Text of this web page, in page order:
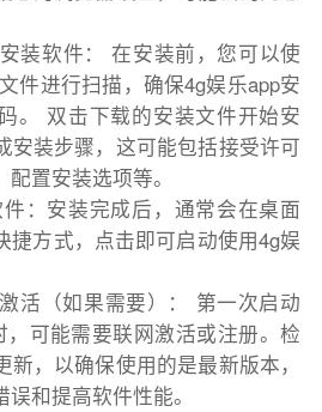
装软件： 在安装前，您可以使
件进行扫描，确保4g娱乐app安
。 双击下载的安装文件开始安
安装步骤，这可能包括接受许可
置安装选项等。
：安装完成后，通常会在桌面
捷方式，点击即可启动使用4g娱
活（如果需要）： 第一次启动
，可能需要联网激活或注册。检
，以确保使用的是最新版本，
和提高软件性能。